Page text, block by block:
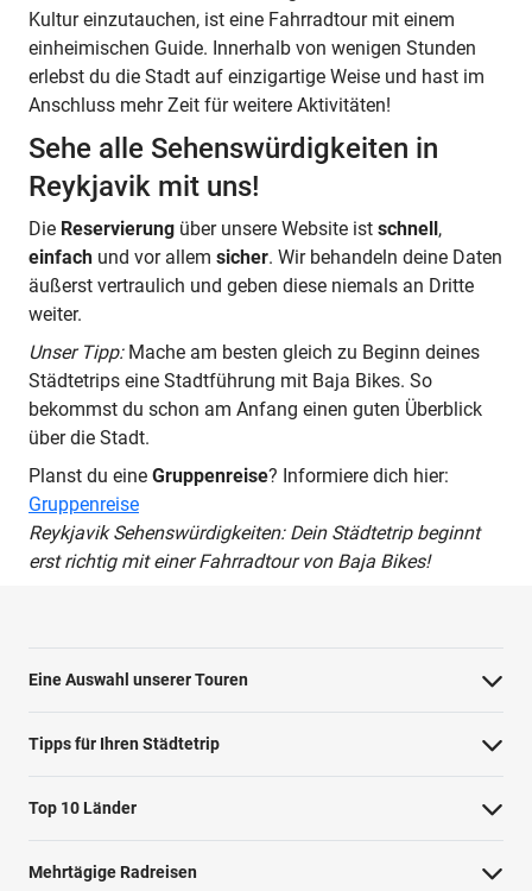
Kultur einzutauchen, ist eine Fahrradtour mit einem
einheimischen Guide. Innerhalb von wenigen Stunden
erlebst du die Stadt auf einzigartige Weise und hast im
Anschluss mehr Zeit für weitere Aktivitäten!
Sehe alle Sehenswürdigkeiten in
Reykjavik mit uns!
Die Reservierung über unsere Website ist schnell,
einfach und vor allem sicher. Wir behandeln deine Daten
äußerst vertraulich und geben diese niemals an Dritte
weiter.
Unser Tipp:Mache am besten gleich zu Beginn deines
Städtetrips eine Stadtführung mit Baja Bikes. So
bekommst du schon am Anfang einen guten Überblick
über die Stadt.
Planst du eine Gruppenreise? Informiere dich hier:
Gruppenreise
Reykjavik Sehenswürdigkeiten: Dein Städtetrip beginnt
erst richtig mit einer Fahrradtour von Baja Bikes!
Eine Auswahl unserer Touren
Barcelona Highlights Tour
Berlin Highlights Tour
Highlights von Paris
Private Tour Tallinn
Tipps für Ihren Städtetrip
Strände bei Athen
Barcelonas Stadtteile
Nahverkehr in Dublin
Top 10 Länder
Niederlande
Mehrtägige Radreisen